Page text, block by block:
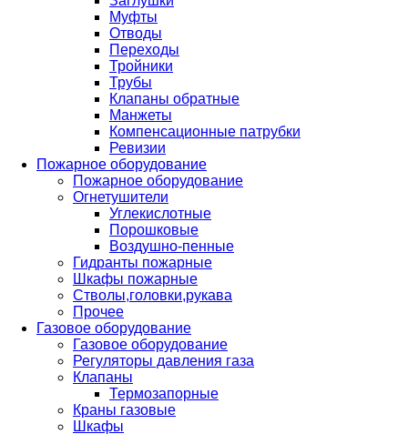
Муфты
Отводы
Переходы
Тройники
Трубы
Клапаны обратные
Манжеты
Компенсационные патрубки
Ревизии
Пожарное оборудование
Пожарное оборудование
Огнетушители
Углекислотные
Порошковые
Воздушно-пенные
Гидранты пожарные
Шкафы пожарные
Стволы,головки,рукава
Прочее
Газовое оборудование
Газовое оборудование
Регуляторы давления газа
Клапаны
Термозапорные
Краны газовые
Шкафы